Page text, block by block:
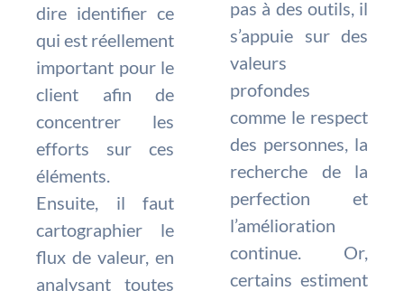
dire identifier ce
qui est réellement
important pour le
client afin de
concentrer les
efforts sur ces
éléments.
Ensuite, il faut
cartographier le
flux de valeur, en
analysant toutes
pas à des outils, il
s’appuie sur des
valeurs
profondes
comme le respect
des personnes, la
recherche de la
perfection et
l’amélioration
continue. Or,
certains estiment